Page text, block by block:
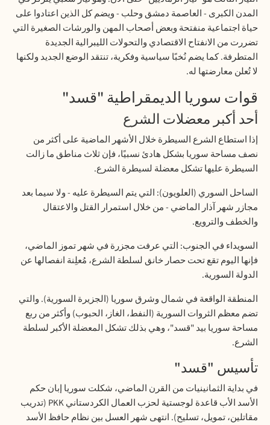
المدن الكبرى - العاصمة دمشق وحلب - ويضم كل الذين اعتادوا على
حياة اجتماعية منفتحة وبعض أصحاب المهن والورشات الصغيرة التي
تضررت من الانفتاح الاقتصادي والتحولات الليبرالية الجديدة
المتطرفة. كما يضم نُخبًا سياسية وفكرية، تنتقد الوضع الجديد ولكنها
لا تُعلن معارضتها له.
قوات سوريا الديمقراطية "قسد"
أحد أكبر معضلات الشرع
إذا استطاع الشرع السيطرة خلال الأشهر الماضية على أكثر من
نصف مساحة سوريا بشكل هادئ نسبيًا، فإن ثلاث مناطق ما زالت
السيطرة عليها تشكل معضلة لسيطرة الشرع.
الساحل السوري (العلويون): التي يتم السيطرة عليه - ولا سيما بعد
مجازر شهر آذار الماضي - من خلال استمرار القتل والاعتقال
والخطف والترويع.
السويداء في الجنوب: التي عرفت مجزرة في شهر تموز الماضي،
فإنها اليوم تقع تحت حصار خانق لسلطة الشرع، مُعلِنة انفصالها عن
الدولة السورية.
المنطقة الواقعة في شمال وشرق سوريا (الجزيرة السورية). والتي
تضم معظم الثروات السورية (النفط، الغاز، الحبوب) وأكثر من ربع
مساحة سوريا بيد "قسد"، وهي بذلك تشكل المعضلة الأكبر لسلطة
الشرع.
تأسيس "قسد"
في بداية الثمانينيات من القرن الماضي، شكلت سوريا إبان حكم
الأسد الأب قاعدة لوجستية لحزب العمال الكردستاني
(تدريب
مقاتلين، تمويل، تسليح). انتهى شهر العسل بين نظام حافظ الأسد